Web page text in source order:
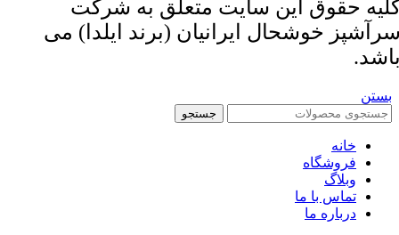
حقوق این سایت متعلق به شرکت
خوشحال ایرانیان (برند ایلدا) می
بستن
جستجو
خانه
فروشگاه
وبلاگ
تماس با ما
درباره ما